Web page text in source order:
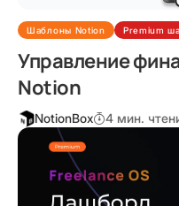
Шаблоны Notion Premium
Управление
Notion
NotionBox 4 мин.